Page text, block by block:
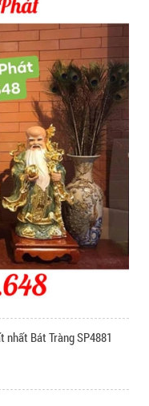
nhất Bát Tràng SP4881